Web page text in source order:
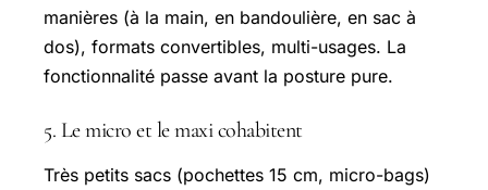
manières (à la main, en bandoulière, en sac à
dos), formats convertibles, multi-usages. La
fonctionnalité passe avant la posture pure.
5. Le micro et le maxi cohabitent
Très petits sacs (pochettes 15 cm, micro-bags)